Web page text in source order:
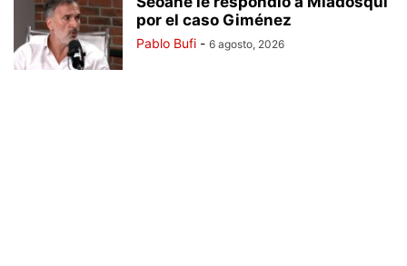
por el caso Giménez
Pablo Bufi - 6 agosto, 2026